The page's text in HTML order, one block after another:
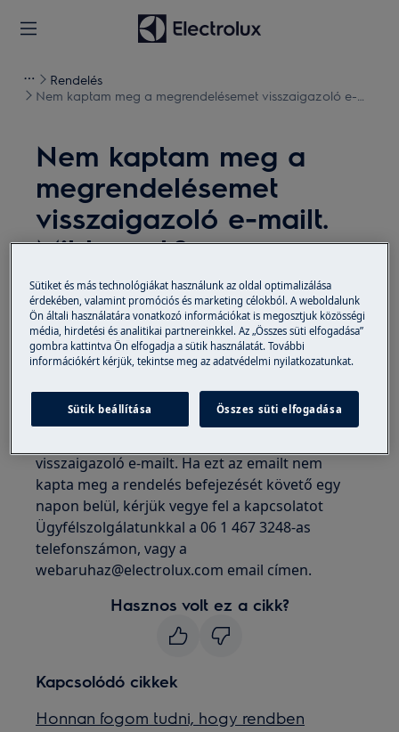
Rendelés
Nem kaptam meg a megrendelésemet visszaigazoló e-
Nem kaptam meg a
megrendelésemet
visszaigazoló e-mailt.
Mit tegyek?
Probléma
Nem kaptam meg a megrendelésemet
visszaigazoló e-mailt. Mit tegyek?
Amikor megrendelése beérkezik
visszaigazoló e-mailt. Ha ezt az emailt nem
kapta meg a rendelés befejezését követő egy
napon belül, kérjük vegye fel a kapcsolatot
Ügyfélszolgálatunkkal a 06 1 467 3248-as
telefonszámon, vagy a
webaruhaz@electrolux.com email címen.
Hasznos volt ez a cikk?
Kapcsolódó cikkek
Honnan fogom tudni, hogy rendben
Sütiket és más technológiákat használunk az oldal optimalizálása
érdekében, valamint promóciós és marketing célokból. A weboldalunk
Ön általi használatára vonatkozó információkat is megosztjuk közösségi
média, hirdetési és analitikai partnereinkkel. Az „Összes süti elfogadása”
gombra kattintva Ön elfogadja a sütik használatát. További
információkért kérjük, tekintse meg az adatvédelmi nyilatkozatunkat.
Sütik beállítása Összes süti elfogadása